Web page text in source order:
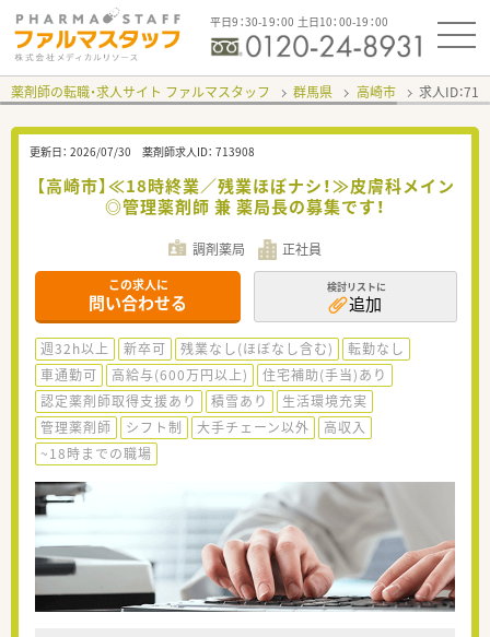
平日9：30-19：00 土日10：00-19：00
薬剤師の転職・求人サイト ファルマスタッフ 群馬県 高崎市 求人ID：
更新日： 2026/07/30 薬剤師求人ID： 713908
【高崎市】≪18時終業／残業ほぼナシ！≫皮膚科メイン
◎管理薬剤師 兼 薬局長の募集です！
調剤薬局 正社員
この求人に
問い合わせる
検討リストに
追加
週32h以上 新卒可 残業なし(ほぼなし含む)
転勤なし
車通勤可
高給与(600万円以上)
住宅補助(手当)あり
認定薬剤師取得支援あり
積雪あり
生活環境充実
管理薬剤師
シフト制 大手チェーン以外
高収入
~18時までの職場